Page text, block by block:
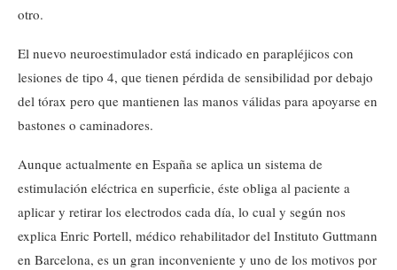
otro.
El nuevo neuroestimulador está indicado en parapléjicos con
lesiones de tipo 4, que tienen pérdida de sensibilidad por debajo
del tórax pero que mantienen las manos válidas para apoyarse en
bastones o caminadores.
Aunque actualmente en España se aplica un sistema de
estimulación eléctrica en superficie, éste obliga al paciente a
aplicar y retirar los electrodos cada día, lo cual y según nos
explica Enric Portell, médico rehabilitador del Instituto Guttmann
en Barcelona, es un gran inconveniente y uno de los motivos por